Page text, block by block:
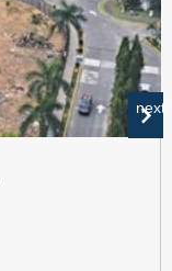
next